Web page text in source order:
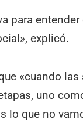
para
explicó.
«cuando
uno
lo que no